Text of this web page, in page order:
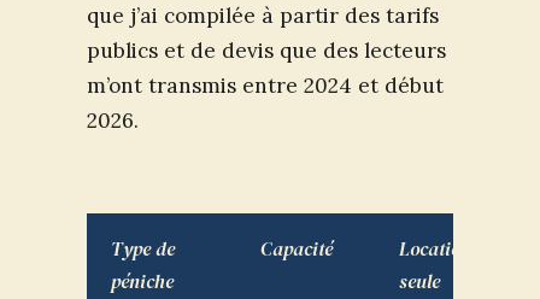
que j’ai compilée à partir des tarifs
publics et de devis que des lecteurs
m’ont transmis entre 2024 et début
2026.
Type de
péniche
Capacité
Location
seule